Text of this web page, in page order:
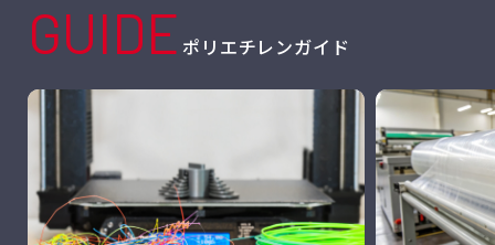
GUIDE ポリエチレンガイド